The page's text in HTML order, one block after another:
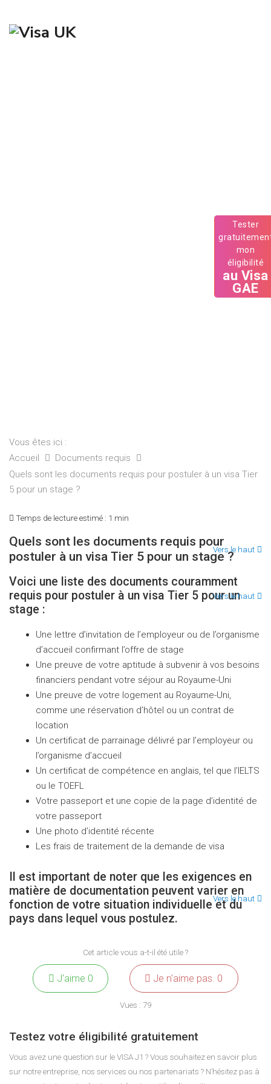
Tester
éligibilité
au Visa
GAE
Quels sont les
documents requis pour postuler à un visa Tier 5 pour un stage
Vous êtes ici :
Accueil
Documents requis
Quels sont les documents requis pour postuler à un visa Tier
5 pour un stage ?
Temps de lecture estimé : 1 min
Quels sont les documents requis pour
postuler à un visa Tier 5 pour un stage ?Vers le haut
Voici une liste des documents couramment
requis pour postuler à un visa Tier 5 pour un
stage :
Vers le haut
Une lettre d’invitation de l’employeur ou de l’organisme
d’accueil confirmant l’offre de stage
Une preuve de votre aptitude à subvenir à vos besoins
financiers pendant votre séjour au Royaume-Uni
Une preuve de votre logement au Royaume-Uni,
comme une réservation d’hôtel ou un contrat de
location
Un certificat de parrainage délivré par l’employeur ou
l’organisme d’accueil
Un certificat de compétence en anglais, tel que l’IELTS
ou le TOEFL
Votre passeport et une copie de la page d’identité de
votre passeport
Une photo d’identité récente
Les frais de traitement de la demande de visa
Il est important de noter que les exigences en
matière de documentation peuvent varier en
fonction de votre situation individuelle et du
pays dans lequel vous postulez.
Vers le haut
Cet article vous a-t-il été utile ?
J'aime 0 Je n'aime pas. 0
Vues : 79
Testez votre éligibilité gratuitement
Vous avez une question sur le VISA J1 ? Vous souhaitez en savoir plus
sur notre entreprise, nos services ou nos partenariats ? N’hésitez pas à